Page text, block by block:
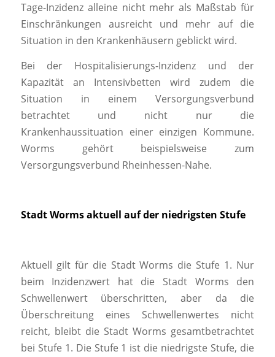
Tage-Inzidenz alleine nicht mehr als Maßstab für
Einschränkungen ausreicht und mehr auf die
Situation in den Krankenhäusern geblickt wird.
Bei der Hospitalisierungs-Inzidenz und der
Kapazität an Intensivbetten wird zudem die
Situation in einem Versorgungsverbund
betrachtet und nicht nur die
Krankenhaussituation einer einzigen Kommune.
Worms gehört beispielsweise zum
Versorgungsverbund Rheinhessen-Nahe.
Stadt Worms aktuell auf der niedrigsten Stufe
Aktuell gilt für die Stadt Worms die Stufe 1. Nur
beim Inzidenzwert hat die Stadt Worms den
Schwellenwert überschritten, aber da die
Überschreitung eines Schwellenwertes nicht
reicht, bleibt die Stadt Worms gesamtbetrachtet
bei Stufe 1. Die Stufe 1 ist die niedrigste Stufe, die